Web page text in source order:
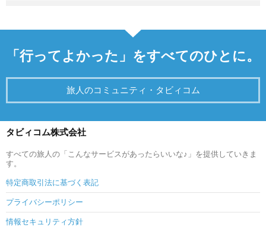
「行ってよかった」をすべてのひとに。
旅人のコミュニティ・タビィコム
タビィコム株式会社
すべての旅人の「こんなサービスがあったらいいな♪」を提供していきま
す。
特定商取引法に基づく表記
プライバシーポリシー
情報セキュリティ方針